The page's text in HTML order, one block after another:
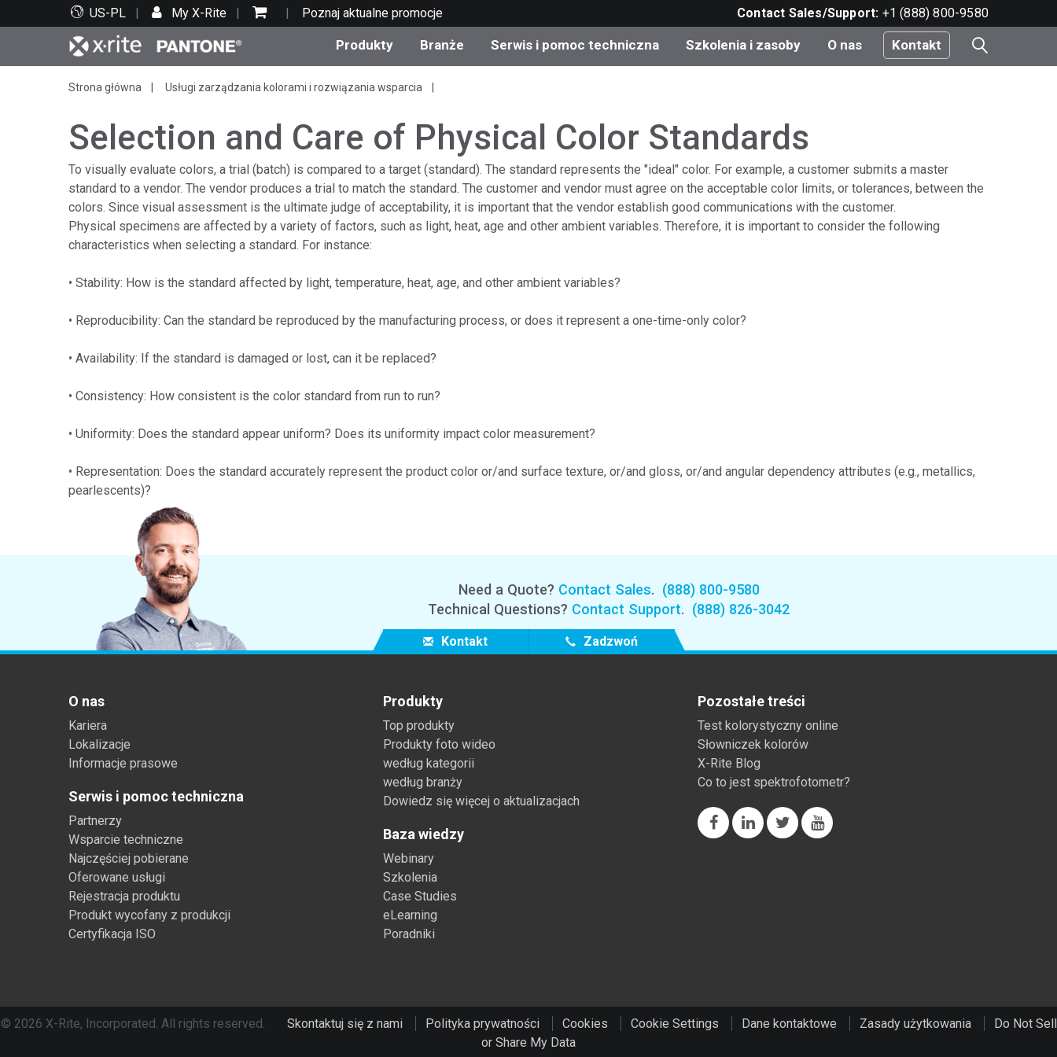
US-PL My X-Rite Poznaj aktualne promocje Contact Sales/Support: +1 (888) 800-9580
Produkty
Top produkty Kategorie produktów
aktualizacje
Aktualne promocje
Sklep internetowy
Branże
Druk i opakowania
Motoryzacja
Tworzywa sztuczne
Farby i powłoki
Tekstylia
Produkty konsumenckie
Elektronika użytkowa
Dobra trwałe
Serwis i pomoc techniczna
Wsparcie techniczne Serwis i utrzymanie
Szkolenia i zasoby
Zasoby edukacyjne Szkolenie
Brand Experience Center
Najpopularniejsze pliki do
pobrania
O nas Kontakt
Strona główna Usługi zarządzania kolorami i rozwiązania wsparcia
Selection and Care of Physical Color Standards
To visually evaluate colors, a trial (batch) is compared to a target (standard). The standard represents the "ideal" color. For example, a customer submits a master
standard to a vendor. The vendor produces a trial to match the standard. The customer and vendor must agree on the acceptable color limits, or tolerances, between the
colors. Since visual assessment is the ultimate judge of acceptability, it is important that the vendor establish good communications with the customer.
Physical specimens are affected by a variety of factors, such as light, heat, age and other ambient variables. Therefore, it is important to consider the following
characteristics when selecting a standard. For instance:
• Stability: How is the standard affected by light, temperature, heat, age, and other ambient variables?
• Reproducibility: Can the standard be reproduced by the manufacturing process, or does it represent a one-time-only color?
• Availability: If the standard is damaged or lost, can it be replaced?
• Consistency: How consistent is the color standard from run to run?
• Uniformity: Does the standard appear uniform? Does its uniformity impact color measurement?
• Representation: Does the standard accurately represent the product color or/and surface texture, or/and gloss, or/and angular dependency attributes (e.g., metallics,
pearlescents)?
Need a Quote? Contact Sales. (888) 800-9580
Technical Questions? Contact Support. (888) 826-3042
Kontakt Zadzwoń
O nas
Kariera
Lokalizacje
Informacje prasowe
Serwis i pomoc techniczna
Partnerzy
Wsparcie techniczne
Najczęściej pobierane
Oferowane usługi
Rejestracja produktu
Produkt wycofany z produkcji
Certyfikacja ISO
Produkty
Top produkty
Produkty foto wideo
według kategorii
według branży
Dowiedz się więcej o aktualizacjach
Baza wiedzy
Webinary
Szkolenia
Case Studies
eLearning
Poradniki
Pozostałe treści
Test kolorystyczny online
Słowniczek kolorów
X-Rite Blog
Co to jest spektrofotometr?
© 2026 X-Rite, Incorporated. All rights reserved. Skontaktuj się z nami Polityka prywatności Cookies Cookie Settings Dane kontaktowe Zasady użytkowania
Do Not Sell
or Share My Data